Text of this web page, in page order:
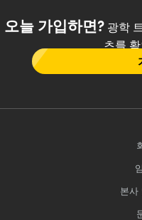
오늘 가입하면?광학
츠를
본사